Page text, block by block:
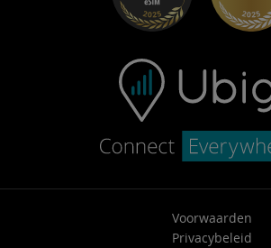
Neem contact op met ondersteuning
Voorwaarden
Privacybeleid